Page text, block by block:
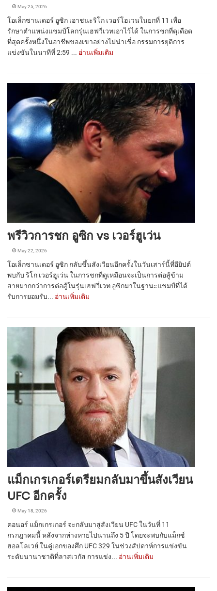
May 25, 2026
โอเล็กซานเดอร์ อูซิก เอาชนะริโก เวอร์โฮเวนในยกที่ 11 เพื่อ
รักษาตำแหน่งแชมป์โลกรุ่นเฮฟวี่เวทเอาไว้ได้ ในการชกที่ดุเดือด
ที่สุดครั้งหนึ่งในอาชีพของเขาอย่างไม่น่าเชื่อ กรรมการยุติการ
แข่งขันในนาทีที่ 2:59 ... อ่านเพิ่มเติม
พรีวิวการชก อูซิก vs เวอร์ฮูเว่น
May 22, 2026
โอเล็กซานเดอร์ อูซิก กลับขึ้นสังเวียนอีกครั้งในวันเสาร์นี้ที่อียิปต์
พบกับ ริโก เวอร์ฮูเว่น ในการชกที่ดูเหมือนจะเป็นการต่อสู้ข้าม
สายมากกว่าการต่อสู้ในรุ่นเฮฟวี่เวท อูซิกมาในฐานะแชมป์ที่ได้
รับการยอมรับ... อ่านเพิ่มเติม
แม็กเกรเกอร์เตรียมกลับมาขึ้นสังเวียน
UFC อีกครั้ง
May 18, 2026
คอนอร์ แม็กเกรเกอร์ จะกลับมาสู่สังเวียน UFC ในวันที่ 11
กรกฎาคมนี้ หลังจากห่างหายไปนานถึง 5 ปี โดยจะพบกับแม็กซ์
ฮอลโลเวย์ ในคู่เอกของศึก UFC 329 ในช่วงสัปดาห์การแข่งขัน
ระดับนานาชาติที่ลาสเวกัส การแข่ง... อ่านเพิ่มเติม